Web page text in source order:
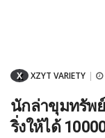
X XZYT VARIETY
นักล่าขุมทรัพย์
ริ่งให้ได้